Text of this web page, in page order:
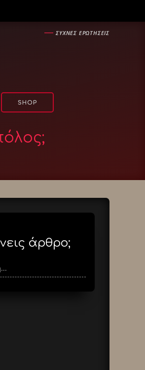
―ΣΥΧΝΕΣ ΕΡΩΤΗΣΕΙΣ
SHOP
άρθρο;